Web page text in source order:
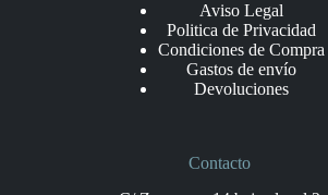
Aviso Legal
Politica de Privacidad
Condiciones de Compra
Gastos de envío
Devoluciones
Contacto